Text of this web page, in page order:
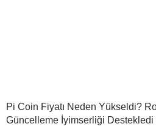
Pi Coin Fiyatı Neden Yükseldi?
Güncelleme İyimserliği Destekledi